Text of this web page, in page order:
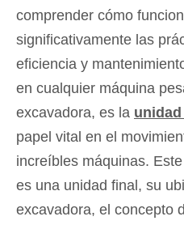
comprender cómo
significativamente las
eficiencia y
en cualquier máquina
excavadora, es la unidad
papel vital en el
increíbles máquinas.
es una unidad final, su
excavadora, el concepto